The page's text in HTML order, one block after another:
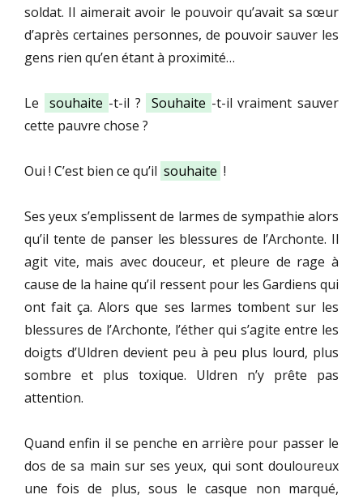
soldat. Il aimerait avoir le pouvoir qu’avait sa sœur
d’après certaines personnes, de pouvoir sauver les
gens rien qu’en étant à proximité…
Le souhaite -t-il ? Souhaite -t-il vraiment sauver
cette pauvre chose ?
Oui ! C’est bien ce qu’il souhaite !
Ses yeux s’emplissent de larmes de sympathie alors
qu’il tente de panser les blessures de l’Archonte. Il
agit vite, mais avec douceur, et pleure de rage à
cause de la haine qu’il ressent pour les Gardiens qui
ont fait ça. Alors que ses larmes tombent sur les
blessures de l’Archonte, l’éther qui s’agite entre les
doigts d’Uldren devient peu à peu plus lourd, plus
sombre et plus toxique. Uldren n’y prête pas
attention.
Quand enfin il se penche en arrière pour passer le
dos de sa main sur ses yeux, qui sont douloureux
une fois de plus, sous le casque non marqué,